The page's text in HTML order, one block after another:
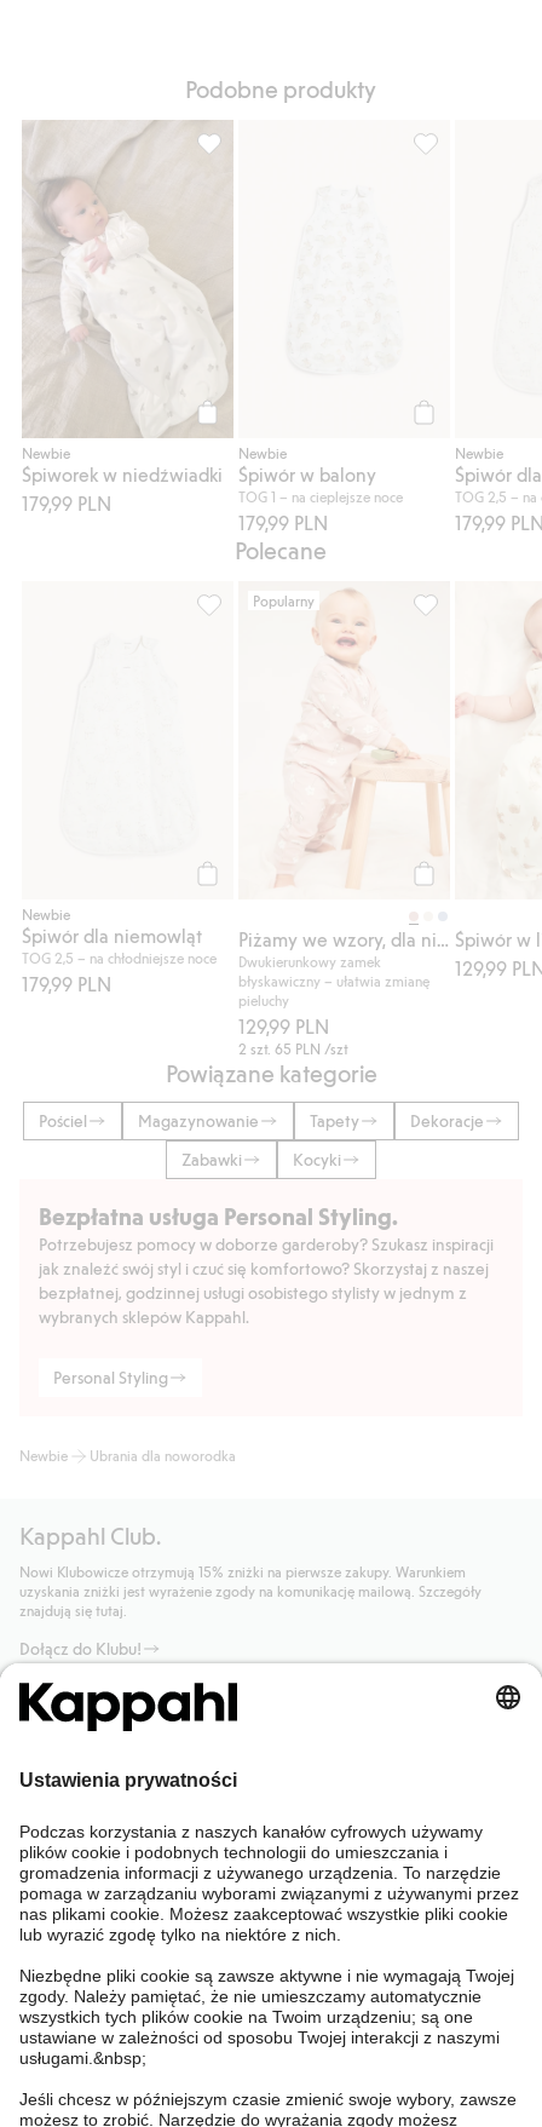
Podobne produkty
Kup
Newbie
Śpiworek w niedźwiadki
179,99 PLN
Newbie
Śpiwór w balony
TOG 1 – na cieplejsze noce
179,99 PLN
Newbie
Śpiwór
TOG 2,5 – na
179,99
Polecane
Newbie
Śpiwór dla niemowląt
TOG 2,5 – na chłodniejsze noce
179,99 PLN
Śpiwór dla niemowląt, Dodaj do listy
Popularny
Dwukierunkowy zamek
błyskawiczny – ułatwia zmianę
pieluchy
129,99 PLN
2 szt.65 PLN /szt
Śpiwór w
129,99
Powiązane kategorie
Pościel Magazynowanie Tapety
Dekoracje
Zabawki
Kocyki
Bezpłatna usługa Personal Styling.
Potrzebujesz pomocy w doborze garderoby? Szukasz inspiracji
jak znaleźć swój styl i czuć się komfortowo? Skorzystaj z naszej
bezpłatnej, godzinnej usługi osobistego stylisty w jednym z
wybranych sklepów Kappahl.
Personal Styling
Newbie Ubrania dla noworodka
Kappahl Club.
Nowi Klubowicze otrzymują 15% zniżki na pierwsze zakupy. Warunkiem
uzyskania zniżki jest wyrażenie zgody na komunikację mailową. Szczegóły
znajdują się tutaj.
Dołącz do Klubu!
Potrzebujesz pomocy?
Sklep internetowy
Częste pytania
Twoje zamówienie
Skontaktuj się z nami
Kappahl Club
Mój profil
Kappahl Club
Warunki członkostwa
O nas
O Kappahl Group
Zrównoważony rozwój
Warunki i zasady